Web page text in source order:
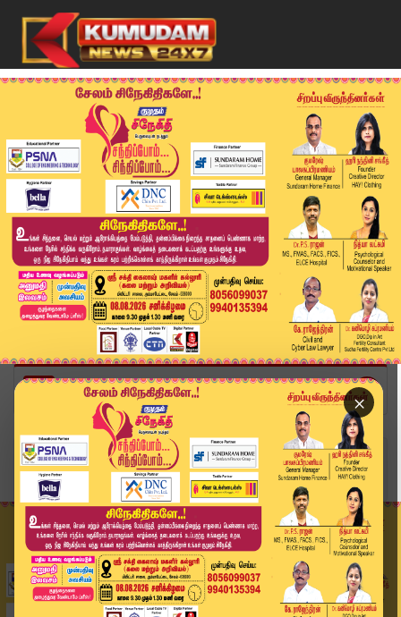
×
Home
வீடியோ ஸ்டோரி
10ம் வகுப்பு தேர்வு முடிவுகள் வெளியீடு | 10th R...